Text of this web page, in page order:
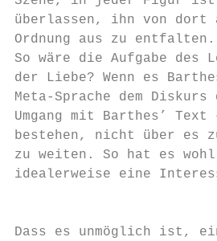
überlassen, ihn von dort
Ordnung aus zu entfalten.
So wäre die Aufgabe
der Liebe? Wenn es
Meta-Sprache dem
Umgang mit Barthes’
bestehen, nicht über es
zu weiten. So hat es
idealerweise eine
Dass es unmöglich ist,